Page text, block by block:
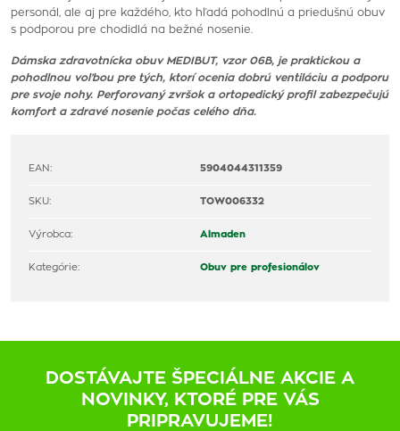
personál, ale aj pre každého, kto hľadá pohodlnú a priedušnú obuv
s podporou pre chodidlá na bežné nosenie.
Dámska zdravotnícka obuv MEDIBUT, vzor 06B, je praktickou a
pohodlnou voľbou pre tých, ktorí ocenia dobrú ventiláciu a podporu
pre svoje nohy. Perforovaný zvršok a ortopedický profil zabezpečujú
komfort a zdravé nosenie počas celého dňa.
EAN: 5904044311359
SKU: TOW006332
Výrobca: Almaden
Kategórie: Obuv pre profesionálov
DOSTÁVAJTE ŠPECIÁLNE AKCIE A
NOVINKY, KTORÉ PRE VÁS
PRIPRAVUJEME!